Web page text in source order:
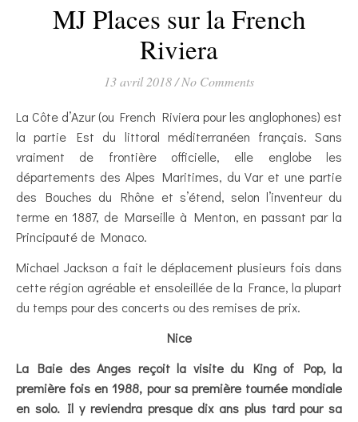
MJ Places sur la French
Riviera
13 avril 2018/ No Comments
La Côte d’Azur (ou French Riviera pour les anglophones) est
la partie Est du littoral méditerranéen français. Sans
vraiment de frontière officielle, elle englobe les
départements des Alpes Maritimes, du Var et une partie
des Bouches du Rhône et s’étend, selon l’inventeur du
terme en 1887, de Marseille à Menton, en passant par la
Principauté de Monaco.
Michael Jackson a fait le déplacement plusieurs fois dans
cette région agréable et ensoleillée de la France, la plupart
du temps pour des concerts ou des remises de prix.
Nice
La Baie des Anges reçoit la visite du King of Pop, la
première fois en 1988, pour sa première tournée mondiale
en solo. Il y reviendra presque dix ans plus tard pour sa